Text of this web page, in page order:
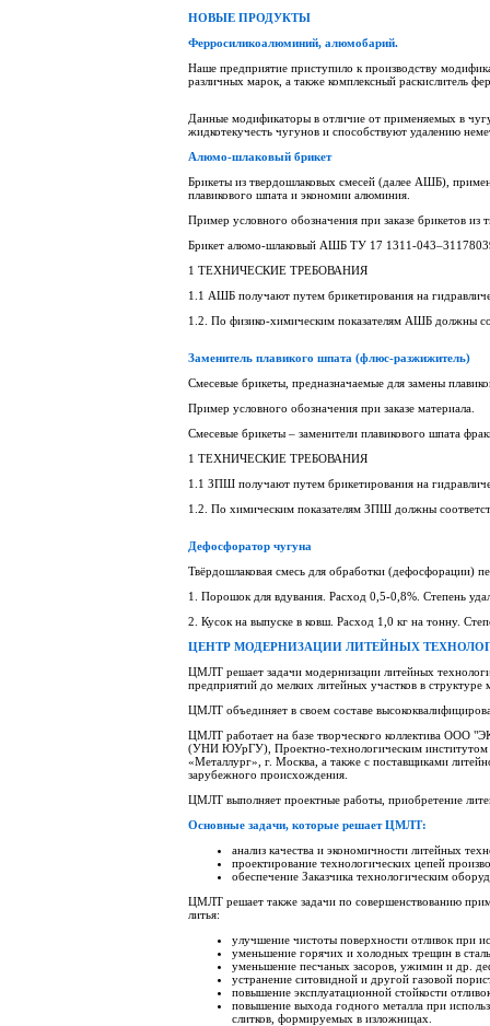
НОВЫЕ ПРОДУКТЫ
Ферросиликоалюминий, алюмобарий.
Наше предприятие приступило к производству
различных марок, а также комплексный раскислитель
Данные модификаторы в отличие от применяемых в
жидкотекучесть чугунов и способствуют удалению
Алюмо-шлаковый брикет
Брикеты из твердошлаковых смесей (далее АШБ),
плавикового шпата и экономии алюминия.
Пример условного обозначения при заказе брикетов из
Брикет алюмо-шлаковый АШБ ТУ 17 1311-
1 ТЕХНИЧЕСКИЕ ТРЕБОВАНИЯ
1.1 АШБ получают путем брикетирования на
1.2. По физико-химическим показателям АШБ должны
Заменитель плавикого шпата (флюс-разжижитель)
Смесевые брикеты, предназначаемые для замены
Пример условного обозначения при заказе материала.
Смесевые брикеты – заменители плавикового шпата
1 ТЕХНИЧЕСКИЕ ТРЕБОВАНИЯ
1.1 ЗПШ получают путем брикетирования на
1.2. По химическим показателям ЗПШ должны
Дефосфоратор чугуна
Твёрдошлаковая смесь для обработки (дефосфорации)
1. Порошок для вдувания. Расход 0,5-0,8%. Степень
2. Кусок на выпуске в ковш. Расход 1,0 кг на тонну.
ЦЕНТР МОДЕРНИЗАЦИИ ЛИТЕЙНЫХ
ЦМЛТ решает задачи модернизации литейных
предприятий до мелких литейных участков в структуре
ЦМЛТ объединяет в своем составе
ЦМЛТ работает на базе творческого коллектива ООО
(УНИ ЮУрГУ), Проектно-технологическим
«Металлург», г. Москва, а также с поставщиками
зарубежного происхождения.
ЦМЛТ выполняет проектные работы, приобретение
Основные задачи, которые решает ЦМЛТ:
анализ качества и экономичности литейных
проектирование технологических цепей
обеспечение Заказчика технологическим
ЦМЛТ решает также задачи по совершенствованию
литья:
улучшение чистоты поверхности отливок при
уменьшение горячих и холодных трещин в
уменьшение песчаных засоров, ужимин и др.
устранение ситовидной и другой газовой
повышение эксплуатационной стойкости
повышение выхода годного металла при
слитков, формируемых в изложницах.